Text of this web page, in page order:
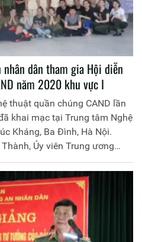
dân tham gia Hội diễn
năm 2020 khu vực I
thuật quần chúng CAND lần
Kháng, Ba Đình, Hà Nội.
Ủy viên Trung ương
đến dự, động viên các nghệ